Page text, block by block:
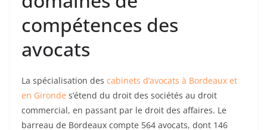
compétences des
avocats
La spécialisation des cabinets d’avocats à Bordeaux et
en Gironde s’étend du droit des sociétés au droit
commercial, en passant par le droit des affaires. Le
barreau de Bordeaux compte 564 avocats, dont 146